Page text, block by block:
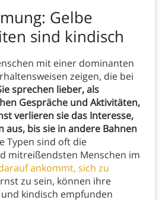
Gelbe
sind kindisch
mit einer dominanten
zeigen, die bei
sprechen lieber, als
Gespräche und Aktivitäten,
verlieren sie das Interesse,
aus, bis sie in andere Bahnen
Typen sind oft die
mitreißendsten Menschen im
ankommt, sich zu
zu sein, können ihre
kindisch empfunden